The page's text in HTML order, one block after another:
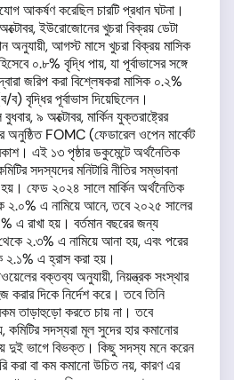
আকর্ষণ করেছিল চারটি প্রধান ঘটনা।
ইউরোজোনের খুচরা বিক্রয় ডেটা
অনুযায়ী, আগস্ট মাসে খুচরা বিক্রয় মাসিক
০.৮% বৃদ্ধি পায়, যা পূর্বাভাসের সঙ্গে
জরিপ করা বিশ্লেষকরা মাসিক ০.২%
বৃদ্ধির পূর্বাভাস দিয়েছিলেন।
৯ অক্টোবর, মার্কিন যুক্তরাষ্ট্রের
অনুষ্ঠিত FOMC (ফেডারেল ওপেন মার্কেট
এই ১৩ পৃষ্ঠার ডকুমেন্টে অর্থনৈতিক
সদস্যদের মনিটারি নীতির সম্ভাবনা
ফেড ২০২৪ সালে মার্কিন অর্থনৈতিক
২.০% এ নামিয়ে আনে, তবে ২০২৫ সালের
এ রাখা হয়। বর্তমান বছরের জন্য
২.৩% এ নামিয়ে আনা হয়, এবং পরের
২.১% এ হ্রাস করা হয়।
বক্তব্য অনুযায়ী, নিয়ন্ত্রক সংস্থার
করার দিকে নির্দেশ করে। তবে তিনি
তাড়াহুড়ো করতে চায় না। তবে
কমিটির সদস্যরা মূল সুদের হার কমানোর
দুই ভাগে বিভক্ত। কিছু সদস্য মনে করেন
করা বা কম কমানো উচিত নয়, কারণ এর